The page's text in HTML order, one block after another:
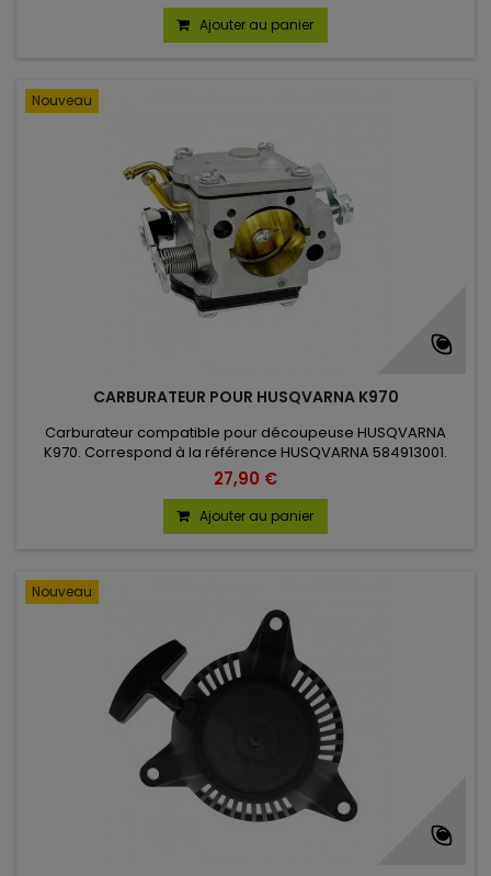
Ajouter au panier
Nouveau
CARBURATEUR POUR HUSQVARNA K970
Carburateur compatible pour découpeuse HUSQVARNA
K970. Correspond à la référence HUSQVARNA 584913001.
27,90 €
Ajouter au panier
Nouveau